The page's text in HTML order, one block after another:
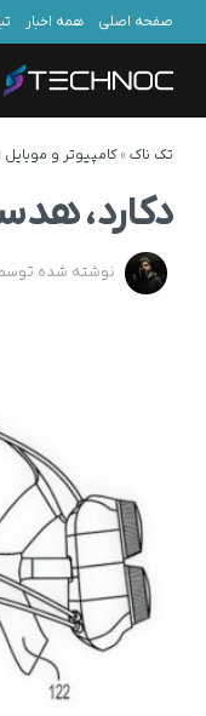
صفحه اصلی همه اخبار
تک ناک»کامپیوتر و موبایل
دکارد،
نوشته شده